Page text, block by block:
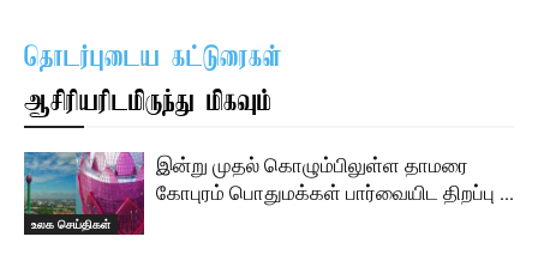
தொடர்புடைய கட்டுரைகள்
ஆசிரியரிடமிருந்து மிகவும்
உலக செய்திகள்
இன்று முதல் கொழும்பிலுள்ள தாமரை
கோபுரம் பொதுமக்கள் பார்வையிட திறப்பு …